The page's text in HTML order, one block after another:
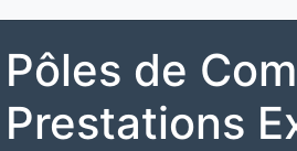
Pôles de
Prestations